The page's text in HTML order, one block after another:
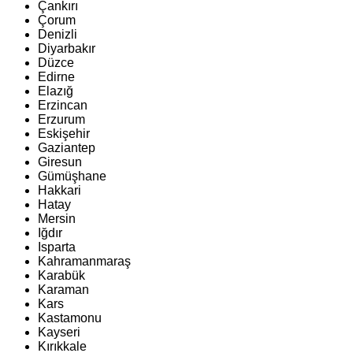
Çankırı
Çorum
Denizli
Diyarbakır
Düzce
Edirne
Elazığ
Erzincan
Erzurum
Eskişehir
Gaziantep
Giresun
Gümüşhane
Hakkari
Hatay
Mersin
Iğdır
Isparta
Kahramanmaraş
Karabük
Karaman
Kars
Kastamonu
Kayseri
Kırıkkale